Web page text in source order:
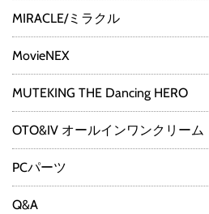
MIRACLE/ミラクル
MovieNEX
MUTEKING THE Dancing HERO
OTO&IV オールインワンクリーム
PCパーツ
Q&A